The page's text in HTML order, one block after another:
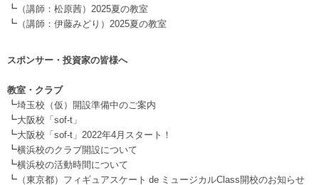
┗ （講師：松原茜）2025夏の教室
┗ （講師：伊藤みどり）2025夏の教室
スポンサー・投資家の皆様へ
教室・クラブ
┗埼玉校（仮）開設準備中のご案内
┗大阪校「sof-t」
┗大阪校「sof-t」2022年4月スタート！
┗横浜校のクラブ開設について
┗横浜校の活動時間について
┗ （東京都）フィギュアスケート de ミュージカルClass開校のお知らせ